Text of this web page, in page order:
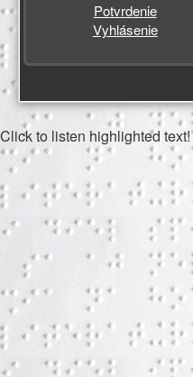
Potvrdenie
Vyhlásenie
Click to listen highlighted text!